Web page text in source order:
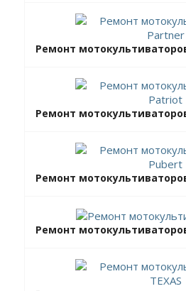
Ремонт
Ремонт
Ремонт
Ремонт